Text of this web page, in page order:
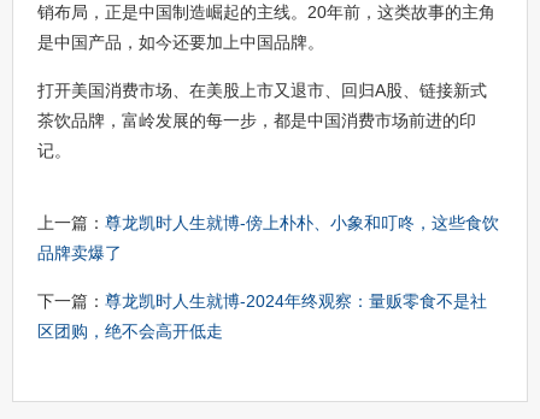
销布局，正是中国制造崛起的主线。20年前，这类故事的主角
是中国产品，如今还要加上中国品牌。
打开美国消费市场、在美股上市又退市、回归A股、链接新式
茶饮品牌，富岭发展的每一步，都是中国消费市场前进的印
记。
上一篇： 尊龙凯时人生就博-傍上朴朴、小象和叮咚，这些食饮
品牌卖爆了
下一篇： 尊龙凯时人生就博-2024年终观察：量贩零食不是社
区团购，绝不会高开低走